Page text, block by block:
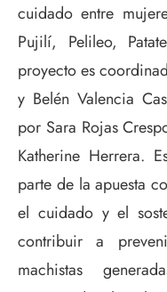
cuidado entre
Pujilí, Pelileo,
proyecto es
y Belén Valencia
por Sara Rojas
Katherine Herrera.
parte de la apuesta
el cuidado y el
contribuir a
machistas